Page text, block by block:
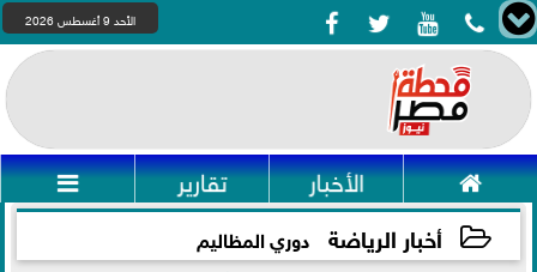
    الأحد 9 أغسطس 2026
 الأخبار تقارير 
أخبار الرياضة دوري المظاليم